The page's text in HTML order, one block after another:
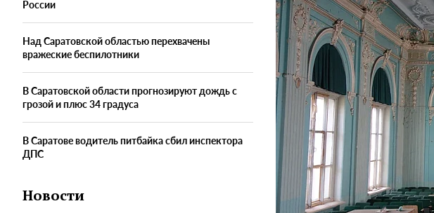
России
Над Саратовской областью перехвачены
вражеские беспилотники
В Саратовской области прогнозируют дождь с
грозой и плюс 34 градуса
В Саратове водитель питбайка сбил инспектора
ДПС
Новости